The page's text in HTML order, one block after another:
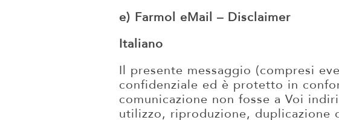
e) Farmol eMail – Disclaimer
Italiano
Il presente messaggio (compresi
confidenziale ed è protetto in
comunicazione non fosse a Voi
utilizzo, riproduzione, duplicazione